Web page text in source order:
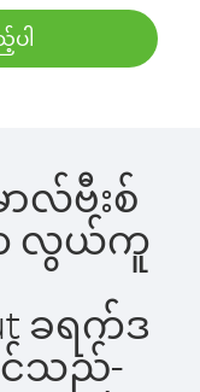
ါ
ာလ်ဗီးစ်
က လွယ်ကူ
ခရက်ဒ
င်သည်-